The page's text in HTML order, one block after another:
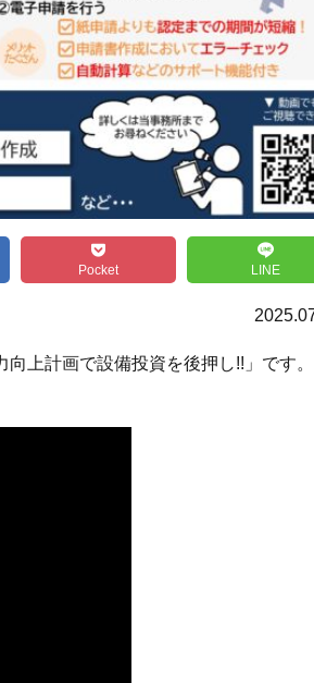
Pocket LINE
上計画で設備投資を後押し!!」です。